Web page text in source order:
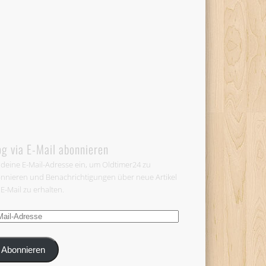
via E-Mail abonnieren
E-Mail-Adresse ein, um Oldtimer24 zu
und Benachrichtigungen über neue Artikel
Mail zu erhalten.
Abonnieren